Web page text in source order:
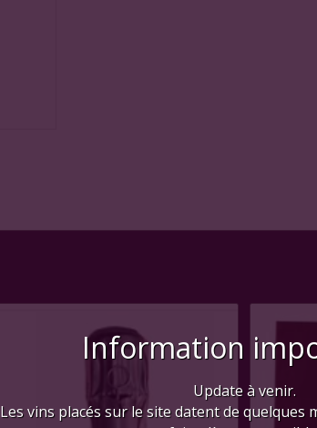
Information
Update à venir.
Les vins placés sur le site datent de quelques